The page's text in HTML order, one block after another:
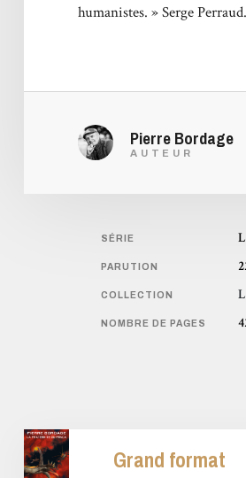
humanistes. » Serge Perraud.
Pierre Bordage
AUTEUR
SÉRIE
PARUTION
COLLECTION
NOMBRE DE PAGES
Grand format